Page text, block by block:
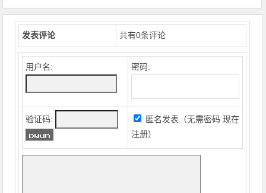
发表评论 共有0条评论
用户名: 密码:
验证码: 匿名发表（无需密码现在
注册）